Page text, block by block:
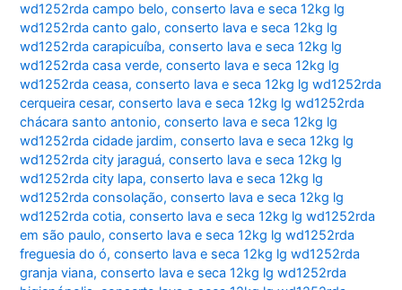
wd1252rda campo belo,conserto lava e seca 12kg lg
wd1252rda canto galo,conserto lava e seca 12kg lg
wd1252rda carapicuíba,conserto lava e seca 12kg lg
wd1252rda casa verde,conserto lava e seca 12kg lg
wd1252rda ceasa,conserto lava e seca 12kg lg wd1252rda
cerqueira cesar,conserto lava e seca 12kg lg wd1252rda
chácara santo antonio,conserto lava e seca 12kg lg
wd1252rda cidade jardim,conserto lava e seca 12kg lg
wd1252rda city jaraguá,conserto lava e seca 12kg lg
wd1252rda city lapa,conserto lava e seca 12kg lg
wd1252rda consolação,conserto lava e seca 12kg lg
wd1252rda cotia,conserto lava e seca 12kg lg wd1252rda
em são paulo,conserto lava e seca 12kg lg wd1252rda
freguesia do ó,conserto lava e seca 12kg lg wd1252rda
granja viana,conserto lava e seca 12kg lg wd1252rda